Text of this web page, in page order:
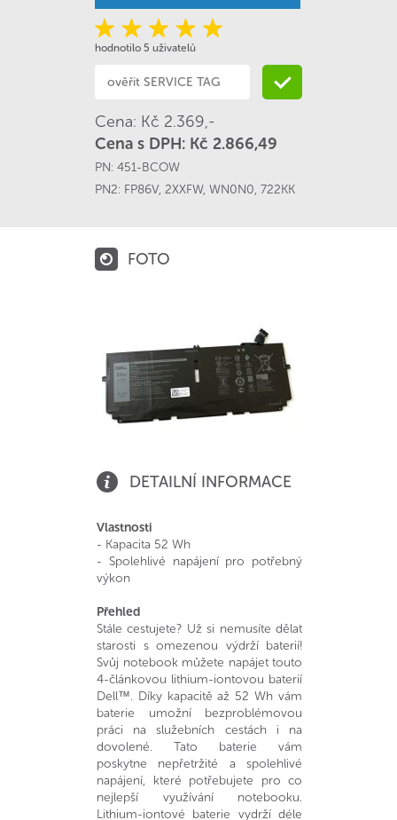
hodnotilo 5 uživatelů
Cena: Kč 2.369,-
Cena s DPH: Kč 2.866,49
PN: 451-BCOW
PN2: FP86V, 2XXFW, WN0N0, 722KK
FOTO
DETAILNÍ INFORMACE
Vlastnosti
- Kapacita 52 Wh
- Spolehlivé napájení pro potřebný
výkon
Přehled
Stále cestujete? Už si nemusíte dělat
starosti s omezenou výdrží baterií!
Svůj notebook můžete napájet touto
4-článkovou lithium-iontovou baterií
Dell™. Díky kapacitě až 52 Wh vám
baterie umožní bezproblémovou
práci na služebních cestách i na
dovolené. Tato baterie vám
poskytne nepřetržité a spolehlivé
napájení, které potřebujete pro co
nejlepší využívání notebooku.
Lithium-iontové baterie vydrží déle